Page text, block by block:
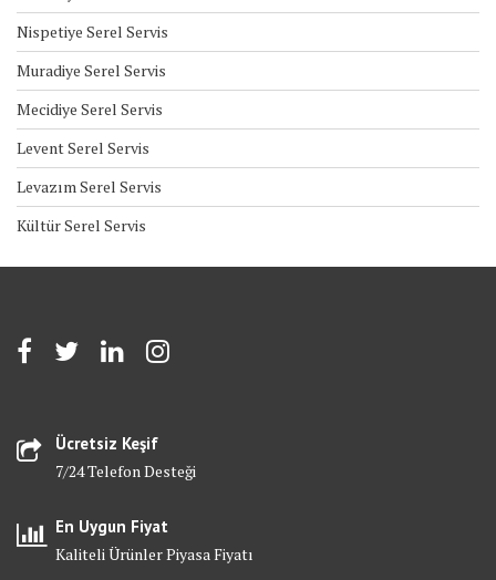
Nispetiye Serel Servis
Muradiye Serel Servis
Mecidiye Serel Servis
Levent Serel Servis
Levazım Serel Servis
Kültür Serel Servis
Ücretsiz Keşif
7/24 Telefon Desteği
En Uygun Fiyat
Kaliteli Ürünler Piyasa Fiyatı